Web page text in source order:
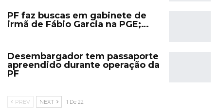
PF faz buscas em gabinete de
irmã de Fábio Garcia na PGE;…
Desembargador tem passaporte
apreendido durante operação da
PF
PREV NEXT 1 De 22